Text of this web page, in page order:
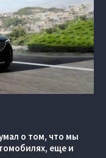
о том, что мы
еще и